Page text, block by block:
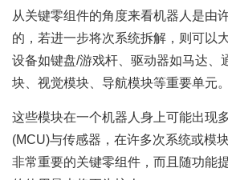
从关键零组件的角度来看机器人是由
的，若进一步将次系统拆解，则可以
设备如键盘/游戏杆、驱动器如马达、
块、视觉模块、导航模块等重要单元。
这些模块在一个机器人身上可能出现
(MCU)与传感器，在许多次系统或模
非常重要的关键零组件，而且随功能